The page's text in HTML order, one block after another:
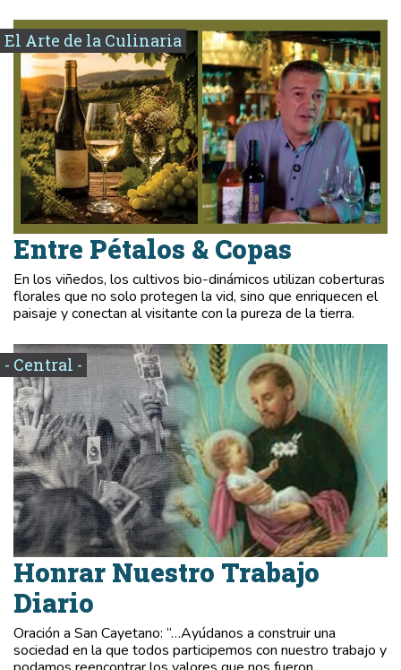
El Arte de la Culinaria
Entre Pétalos & Copas
En los viñedos, los cultivos bio-dinámicos utilizan coberturas
florales que no solo protegen la vid, sino que enriquecen el
paisaje y conectan al visitante con la pureza de la tierra.
- Central -
Honrar Nuestro Trabajo
Diario
Oración a San Cayetano: “…Ayúdanos a construir una
sociedad en la que todos participemos con nuestro trabajo y